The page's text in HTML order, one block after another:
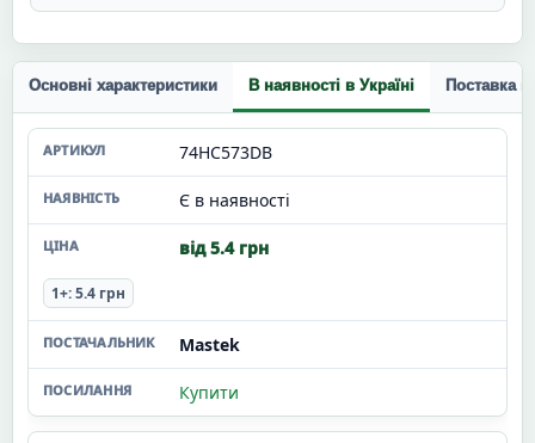
Основні характеристики В наявності в Україні Поставка
74HC573DB
Є в наявності
від 5.4 грн
1+: 5.4 грн
Mastek
Купити